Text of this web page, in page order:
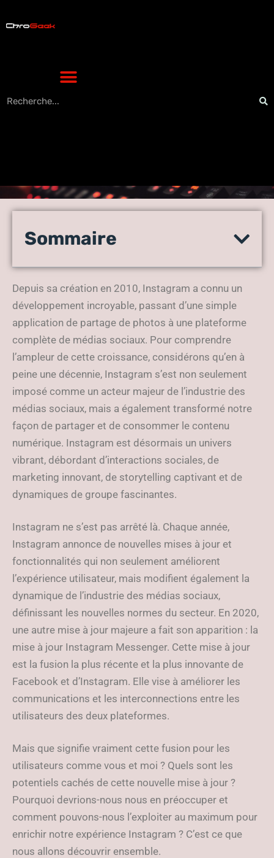
monde de Instagram
la mise à jour ?
Sommaire
Depuis sa création en 2010, Instagram a connu un
développement incroyable, passant d’une simple
application de partage de photos à une plateforme
complète de médias sociaux. Pour comprendre
l’ampleur de cette croissance, considérons qu’en à
peine une décennie, Instagram s’est non seulement
imposé comme un acteur majeur de l’industrie des
médias sociaux, mais a également transformé notre
façon de partager et de consommer le contenu
numérique. Instagram est désormais un univers
vibrant, débordant d’interactions sociales, de
marketing innovant, de storytelling captivant et de
dynamiques de groupe fascinantes.
Instagram ne s’est pas arrêté là. Chaque année,
Instagram annonce de nouvelles mises à jour et
fonctionnalités qui non seulement améliorent
l’expérience utilisateur, mais modifient également la
dynamique de l’industrie des médias sociaux,
définissant les nouvelles normes du secteur. En 2020,
une autre mise à jour majeure a fait son apparition : la
mise à jour Instagram Messenger. Cette mise à jour
est la fusion la plus récente et la plus innovante de
Facebook et d’Instagram. Elle vise à améliorer les
communications et les interconnections entre les
utilisateurs des deux plateformes.
Mais que signifie vraiment cette fusion pour les
utilisateurs comme vous et moi ? Quels sont les
potentiels cachés de cette nouvelle mise à jour ?
Pourquoi devrions-nous nous en préoccuper et
comment pouvons-nous l’exploiter au maximum pour
enrichir notre expérience Instagram ? C’est ce que
nous allons découvrir ensemble.